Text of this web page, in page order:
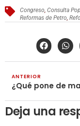
Congreso,Consulta
Reformas de Petro,
ANTERIOR
Deja una